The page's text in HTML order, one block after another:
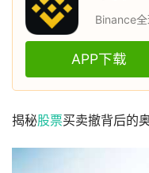
Binance
APP下载
揭秘股票买卖撤背后的